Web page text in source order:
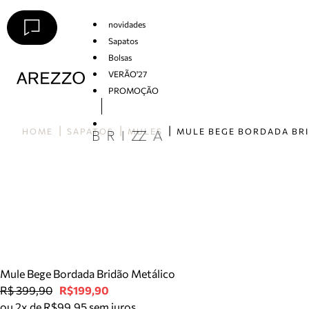
novidades
Sapatos
Bolsas
VERÃO'27
PROMOÇÃO
HOME SAPATOS MULES
Mule Bege Bordada Bridão Metálico
R$ 399,90 R$199,90